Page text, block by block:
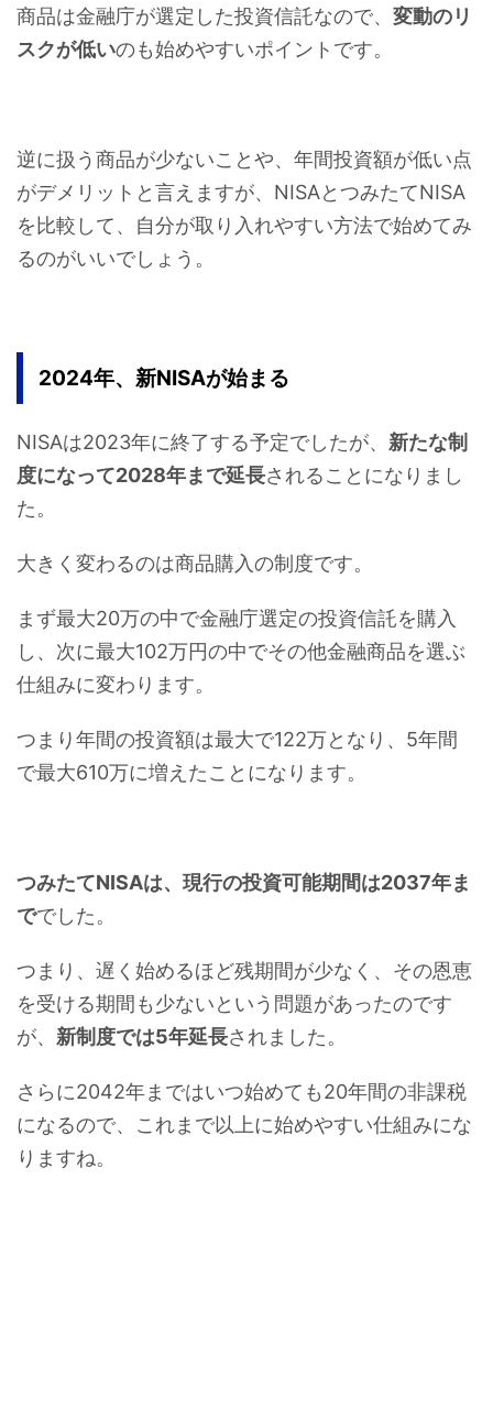
商品は金融庁が選定した投資信託なので、 変動のリ
スクが低いのも始めやすいポイントです。
逆に扱う商品が少ないことや、年間投資額が低い点
がデメリットと言えますが、NISAとつみたてNISA
を比較して、自分が取り入れやすい方法で始めてみ
るのがいいでしょう。
2024年、新NISAが始まる
NISAは2023年に終了する予定でしたが、 新たな制
度になって2028年まで延長されることになりまし
た。
大きく変わるのは商品購入の制度です。
まず最大20万の中で金融庁選定の投資信託を購入
し、次に最大102万円の中でその他金融商品を選ぶ
仕組みに変わります。
つまり年間の投資額は最大で122万となり、5年間
で最大610万に増えたことになります。
つみたてNISAは、現行の投資可能期間は2037年ま
ででした。
つまり、遅く始めるほど残期間が少なく、その恩恵
を受ける期間も少ないという問題があったのです
が、 新制度では5年延長されました。
さらに2042年まではいつ始めても20年間の非課税
になるので、これまで以上に始めやすい仕組みにな
りますね。